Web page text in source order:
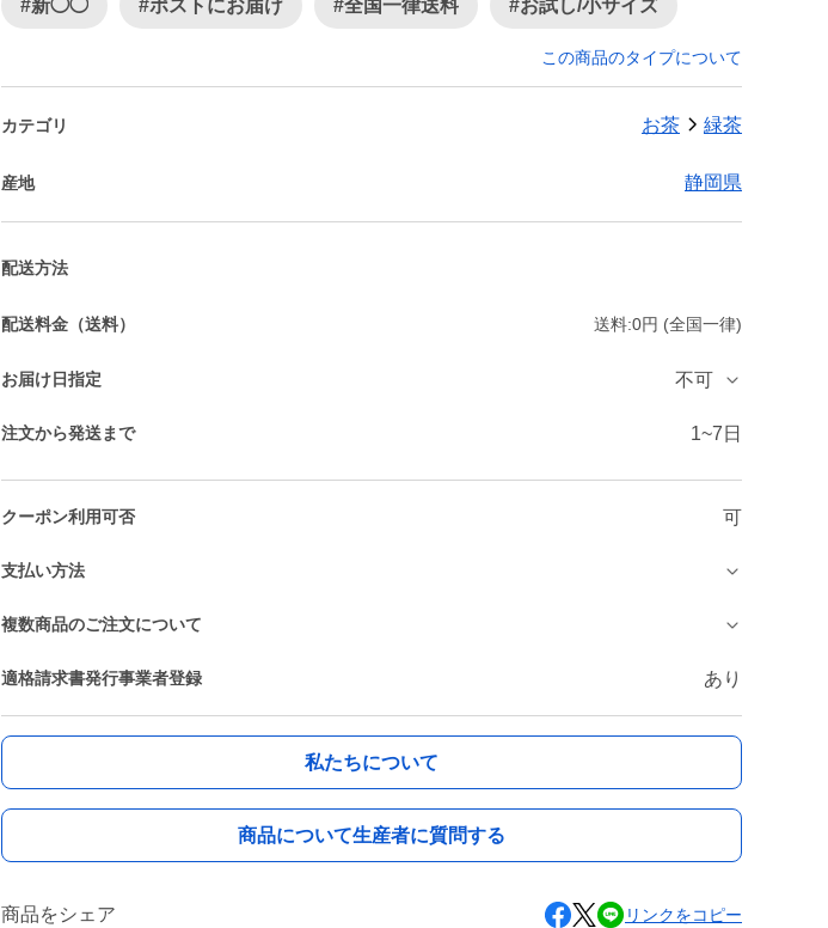
#新◯◯ #ポストにお届け #全国一律送料 #お試し/小サイズ
この商品のタイプについて
カテゴリ お茶 緑茶
産地 静岡県
配送方法
配送料金（送料） 送料:0円 (全国一律)
お届け日指定 不可
注文から発送まで 1~7日
クーポン利用可否 可
支払い方法
複数商品のご注文について
適格請求書発行事業者登録 あり
私たちについて
商品について生産者に質問する
商品をシェア リンクをコピー